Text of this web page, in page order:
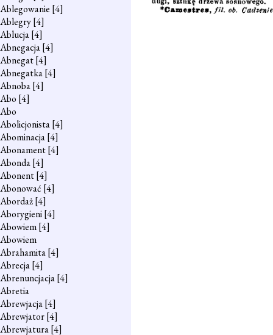
Ablegowanie [4]
Ablegry[4]
Ablucja[4]
Abnegacja[4]
Abnegat[4]
Abnegatka[4]
Abnoba[4]
Abo [4]
Abo
Abolicjonista[4]
Abominacja[4]
Abonament[4]
Abonda[4]
Abonent[4]
Abonować [4]
Abordaż[4]
Aborygieni[4]
Abowiem[4]
Abowiem
Abrahamita[4]
Abrecja[4]
Abrenuncjacja[4]
Abretia
Abrewjacja[4]
Abrewjator[4]
Abrewjatura[4]